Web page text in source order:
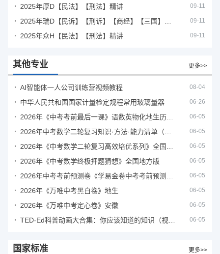
2025年厚D【民法】【刑法】精讲 09-11
09-11
2025年众H【民法】【刑法】精讲 09-11
其他专业 更多>>
AI智能体一人公司训练营视频教程 08-04
中华人民共和国国家计量检定规程常用玻璃量器 06-26
06-05
06-05
06-05
2026年《中考数学终极押题猜想》全国地方版 06-05
06-05
2026年《万唯中考黑白卷》地生 06-05
2026年《万唯中考定心卷》安徽 06-05
06-05
国家标准 更多>>